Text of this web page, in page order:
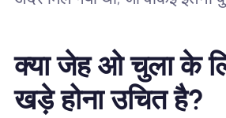
क्या जेह ओ चुला के
खड़े होना उचित है?